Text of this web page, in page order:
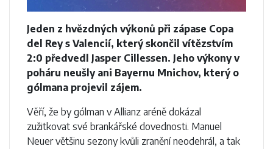
Jeden z hvězdných výkonů při zápase Copa
del Rey s Valencií, který skončil vítězstvím
2:0 předvedl Jasper Cillessen. Jeho výkony v
poháru neušly ani Bayernu Mnichov, který o
gólmana projevil zájem.
Věří, že by gólman v Allianz aréně dokázal
zužitkovat své brankářské dovednosti. Manuel
Neuer většinu sezony kvůli zranění neodehrál, a tak